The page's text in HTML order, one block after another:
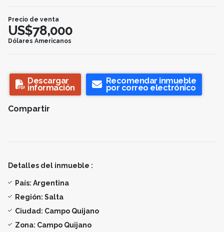
Precio de venta
US$78,000
Dólares Americanos
Descargar
información
Recomendar inmueble
por correo electrónico
Compartir
Detalles del inmueble :
País: Argentina
Región: Salta
Ciudad: Campo Quijano
Zona: Campo Quijano